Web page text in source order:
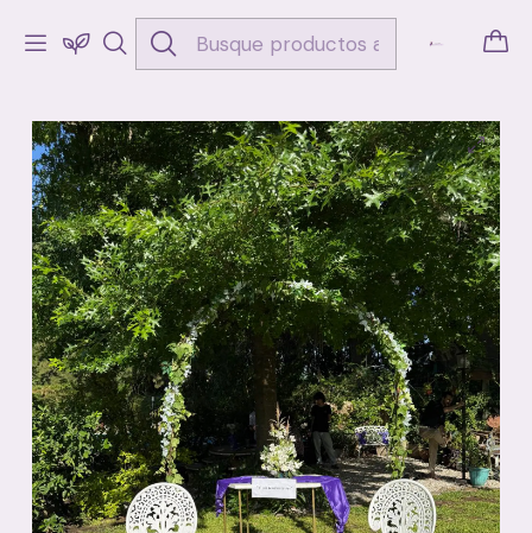
Inicio Bodas y Eventos
Ambientación
Arco de Ceremonia